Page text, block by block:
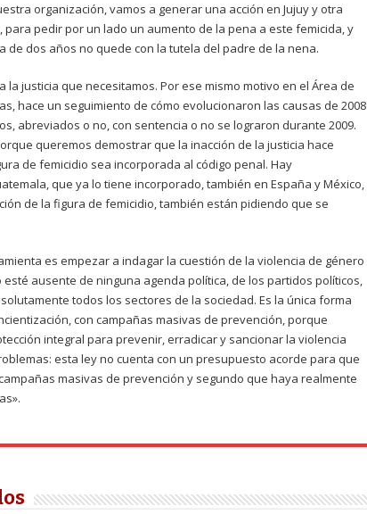
organización, vamos a generar una acción en Jujuy y otra
para pedir por un lado un aumento de la pena a este femicida, y
de dos años no quede con la tutela del padre de la nena.
la justicia que necesitamos. Por ese mismo motivo en el Área de
hace un seguimiento de cómo evolucionaron las causas de 2008
abreviados o no, con sentencia o no se lograron durante 2009.
queremos demostrar que la inacción de la justicia hace
de femicidio sea incorporada al código penal. Hay
que ya lo tiene incorporado, también en España y México,
de la figura de femicidio, también están pidiendo que se
es empezar a indagar la cuestión de la violencia de género
ausente de ninguna agenda política, de los partidos políticos,
todos los sectores de la sociedad. Es la única forma
con campañas masivas de prevención, porque
integral para prevenir, erradicar y sancionar la violencia
esta ley no cuenta con un presupuesto acorde para que
masivas de prevención y segundo que haya realmente